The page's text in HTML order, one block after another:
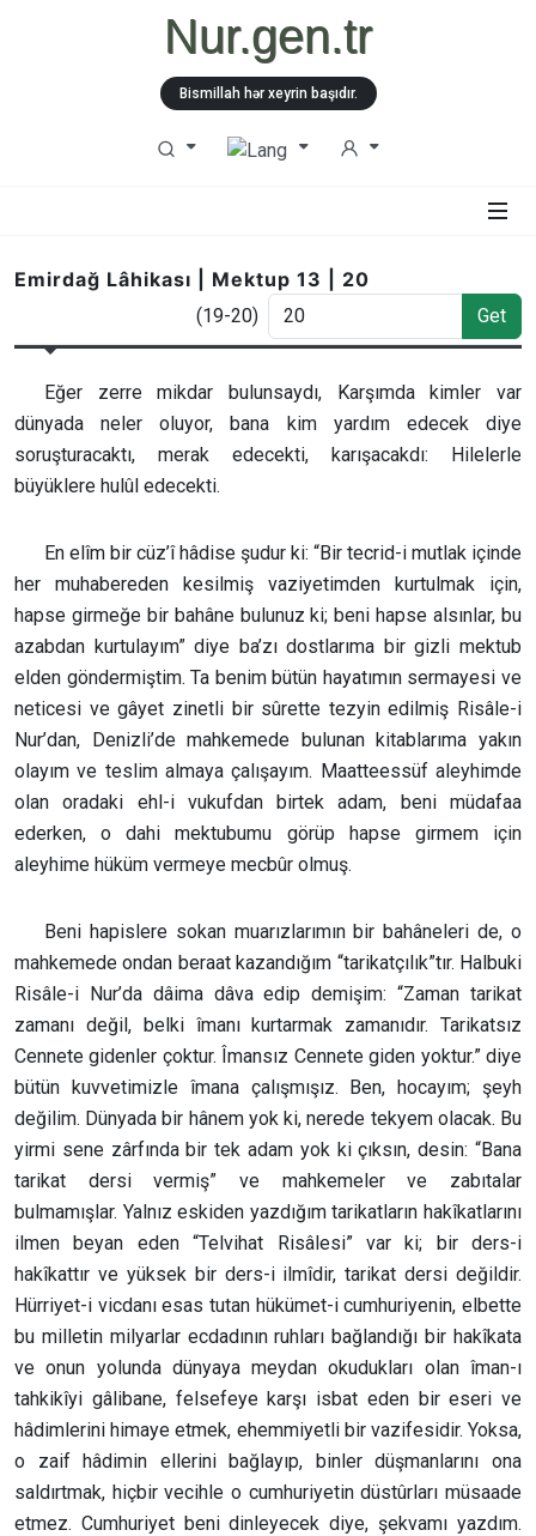
Nur.gen.tr
Bismillah hər xeyrin başıdır.
Emirdağ Lâhikası | Mektup 13 | 20
(19-20) Get
Eğer zerre mikdar bulunsaydı, Karşımda kimler var
dünyada neler oluyor, bana kim yardım edecek diye
soruşturacaktı, merak edecekti, karışacakdı: Hilelerle
büyüklere hulûl edecekti.
En elîm bir cüz’î hâdise şudur ki: “Bir tecrid-i mutlak içinde
her muhabereden kesilmiş vaziyetimden kurtulmak için,
hapse girmeğe bir bahâne bulunuz ki; beni hapse alsınlar, bu
azabdan kurtulayım” diye ba’zı dostlarıma bir gizli mektub
elden göndermiştim. Ta benim bütün hayatımın sermayesi ve
neticesi ve gâyet zinetli bir sûrette tezyin edilmiş Risâle-i
Nur’dan, Denizli’de mahkemede bulunan kitablarıma yakın
olayım ve teslim almaya çalışayım. Maatteessüf aleyhimde
olan oradaki ehl-i vukufdan birtek adam, beni müdafaa
ederken, o dahi mektubumu görüp hapse girmem için
aleyhime hüküm vermeye mecbûr olmuş.
Beni hapislere sokan muarızlarımın bir bahâneleri de, o
mahkemede ondan beraat kazandığım “tarikatçılık”tır. Halbuki
Risâle-i Nur’da dâima dâva edip demişim: “Zaman tarikat
zamanı değil, belki îmanı kurtarmak zamanıdır. Tarikatsız
Cennete gidenler çoktur. Îmansız Cennete giden yoktur.” diye
bütün kuvvetimizle îmana çalışmışız. Ben, hocayım; şeyh
değilim. Dünyada bir hânem yok ki, nerede tekyem olacak. Bu
yirmi sene zârfında bir tek adam yok ki çıksın, desin: “Bana
tarikat dersi vermiş” ve mahkemeler ve zabıtalar
bulmamışlar. Yalnız eskiden yazdığım tarikatların hakîkatlarını
ilmen beyan eden “Telvihat Risâlesi” var ki; bir ders-i
hakîkattır ve yüksek bir ders-i ilmîdir, tarikat dersi değildir.
Hürriyet-i vicdanı esas tutan hükümet-i cumhuriyenin, elbette
bu milletin milyarlar ecdadının ruhları bağlandığı bir hakîkata
ve onun yolunda dünyaya meydan okudukları olan îman-ı
tahkikîyi gâlibane, felsefeye karşı isbat eden bir eseri ve
hâdimlerini himaye etmek, ehemmiyetli bir vazifesidir. Yoksa,
o zaif hâdimin ellerini bağlayıp, binler düşmanlarını ona
saldırtmak, hiçbir vecihle o cumhuriyetin düstûrları müsaade
etmez. Cumhuriyet beni dinleyecek diye, şekvamı yazdım.